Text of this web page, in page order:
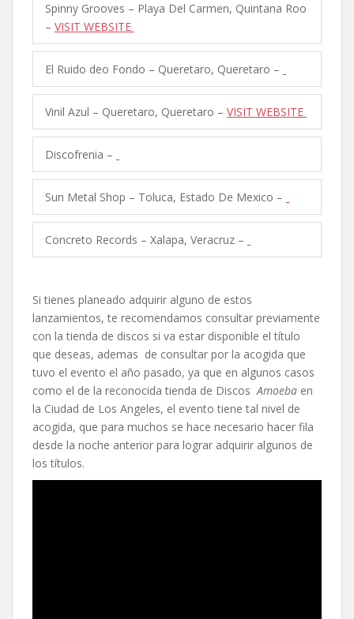
Spinny Grooves – Playa Del Carmen, Quintana Roo
– VISIT WEBSITE
El Ruido deo Fondo – Queretaro, Queretaro –
Vinil Azul – Queretaro, Queretaro – VISIT WEBSITE
Discofrenia –
Sun Metal Shop – Toluca, Estado De Mexico –
Concreto Records – Xalapa, Veracruz –
Si tienes planeado adquirir alguno de estos
lanzamientos, te recomendamos consultar previamente
con la tienda de discos si va estar disponible el título
que deseas, ademas de consultar por la acogida que
tuvo el evento el año pasado, ya que en algunos casos
como el de la reconocida tienda de DiscosAmoeba en
la Ciudad de Los Angeles, el evento tiene tal nivel de
acogida, que para muchos se hace necesario hacer fila
desde la noche anterior para lograr adquirir algunos de
los títulos.